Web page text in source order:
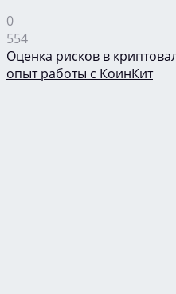
0
554
Оценка рисков в
опыт работы с КоинКит